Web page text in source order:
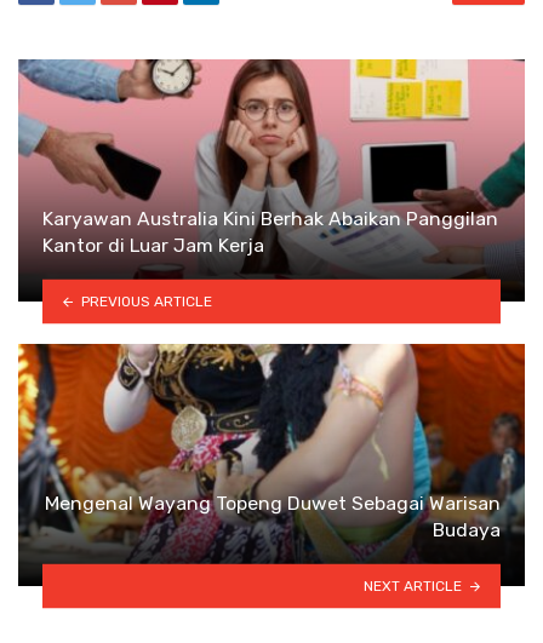
Karyawan Australia Kini Berhak Abaikan Panggilan
Kantor di Luar Jam Kerja
PREVIOUS ARTICLE
Mengenal Wayang Topeng Duwet Sebagai Warisan
Budaya
NEXT ARTICLE